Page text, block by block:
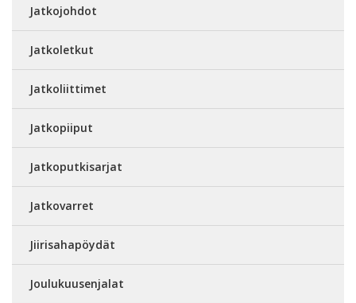
Jatkojohdot
Jatkoletkut
Jatkoliittimet
Jatkopiiput
Jatkoputkisarjat
Jatkovarret
Jiirisahapöydät
Joulukuusenjalat